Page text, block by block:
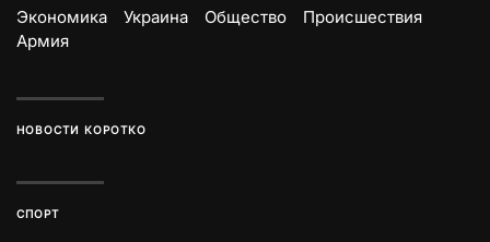
Экономика Украина Общество
Происшествия
Армия
НОВОСТИ КОРОТКО
СПОРТ